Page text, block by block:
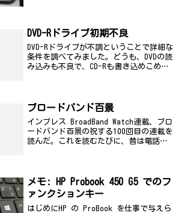
に...
DVD-Rドライブ初期不良
DVD-Rドライブが不調ということで詳細な
条件を調べてみました。どうも、DVDの読
み込みも不良で、CD-Rも書き込めこめる
変...
ブロードバンド百景
インプレス BroadBand Watch連載、ブロ
ードバンド百景の祝する100回目の連載を
読んだ。これを読むたびに、昔は電話代
だ...
メモ: HP Probook 450 G5 でのフ
ァンクションキー
はじめにHP の ProBook を仕事で与えら